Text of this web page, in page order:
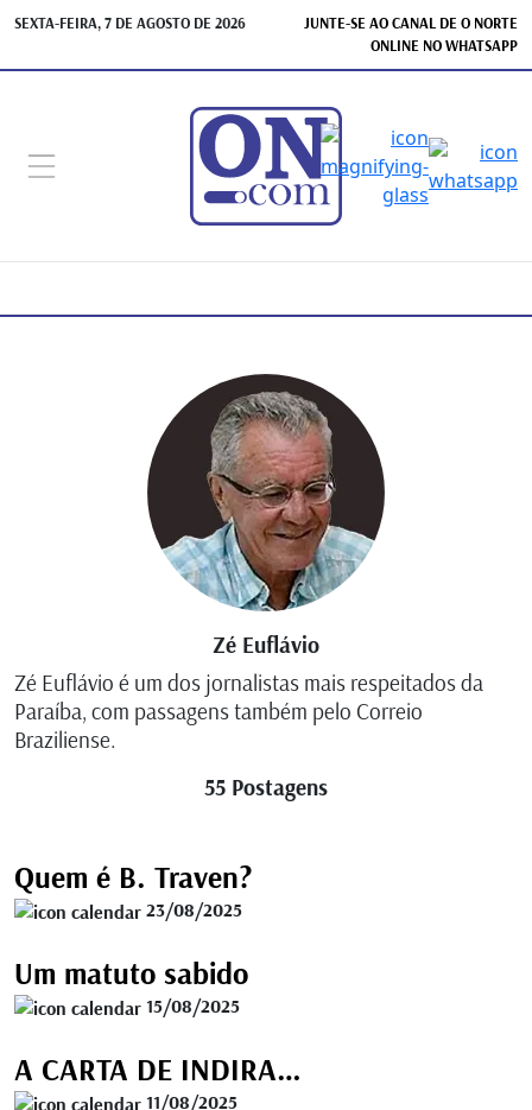
SEXTA-FEIRA, 7 DE AGOSTO DE 2026
JUNTE-SE AO CANAL DE O NORTE
ONLINE NO WHATSAPP
Zé Euflávio
Zé Euflávio é um dos jornalistas mais respeitados da
Paraíba, com passagens também pelo Correio
Braziliense.
55 Postagens
Quem é B. Traven?
23/08/2025
Um matuto sabido
15/08/2025
A CARTA DE INDIRA…
11/08/2025